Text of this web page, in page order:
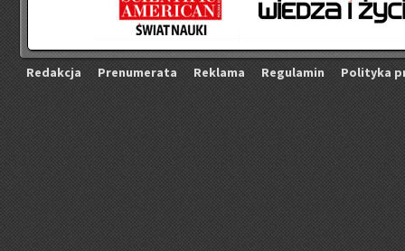
Re­dak­cja Pre­nu­me­ra­ta Re­kla­ma Re­gu­la­min Po­li­ty­ka